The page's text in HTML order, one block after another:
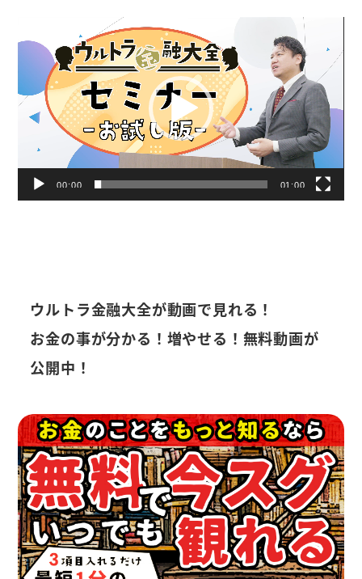
画
ー
ヤ
00:00 01:00
ウルトラ金融大全が動画で見れる！
お金の事が分かる！増やせる！無料動画が
公開中！